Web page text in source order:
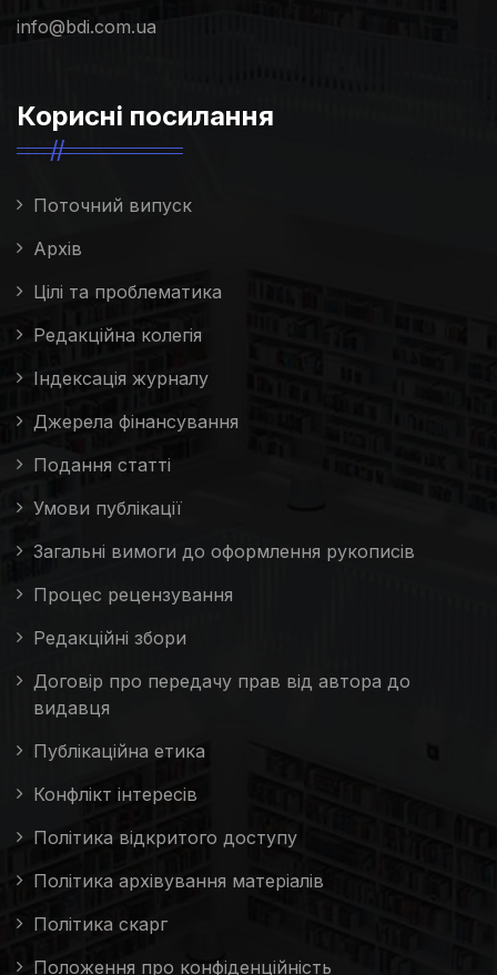
info@bdi.com.ua
Корисні посилання
Поточний випуск
Архів
Цілі та проблематика
Редакційна колегія
Індексація журналу
Джерела фінансування
Подання статті
Умови публікації
Загальні вимоги до оформлення рукописів
Процес рецензування
Редакційні збори
Договір про передачу прав від автора до
видавця
Публікаційна етика
Конфлікт інтересів
Політика відкритого доступу
Політика архівування матеріалів
Політика скарг
Положення про конфіденційність